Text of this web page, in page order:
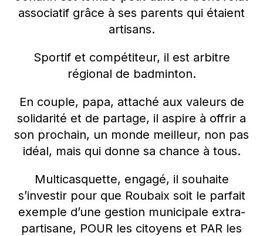
associatif grâce à ses parents qui étaient
artisans.
Sportif et compétiteur, il est arbitre
régional de badminton.
En couple, papa, attaché aux valeurs de
solidarité et de partage, il aspire à offrir a
son prochain, un monde meilleur, non pas
idéal, mais qui donne sa chance à tous.
Multicasquette, engagé, il souhaite
s’investir pour que Roubaix soit le parfait
exemple d’une gestion municipale extra-
partisane, POUR les citoyens et PAR les